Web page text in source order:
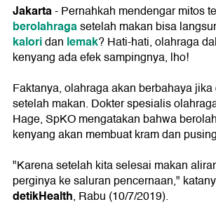
Jakarta- Pernahkah mendengar mitos
berolahragasetelah makan bisa
kaloridan lemak? Hati-hati, olahraga
kenyang ada efek sampingnya, lho!
Faktanya, olahraga akan berbahaya
setelah makan. Dokter spesialis
Hage, SpKO mengatakan bahwa
kenyang akan membuat kram dan
"Karena setelah kita selesai makan
perginya ke saluran pencernaan,"
detikHealth, Rabu (10/7/2019).